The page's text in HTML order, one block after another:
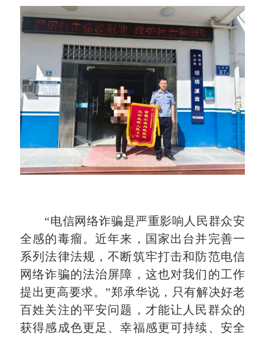
“电信网络诈骗是严重影响人民群众安
全感的毒瘤。近年来，国家出台并完善一
系列法律法规，不断筑牢打击和防范电信
网络诈骗的法治屏障，这也对我们的工作
提出更高要求。”郑承华说，只有解决好老
百姓关注的平安问题，才能让人民群众的
获得感成色更足、幸福感更可持续、安全